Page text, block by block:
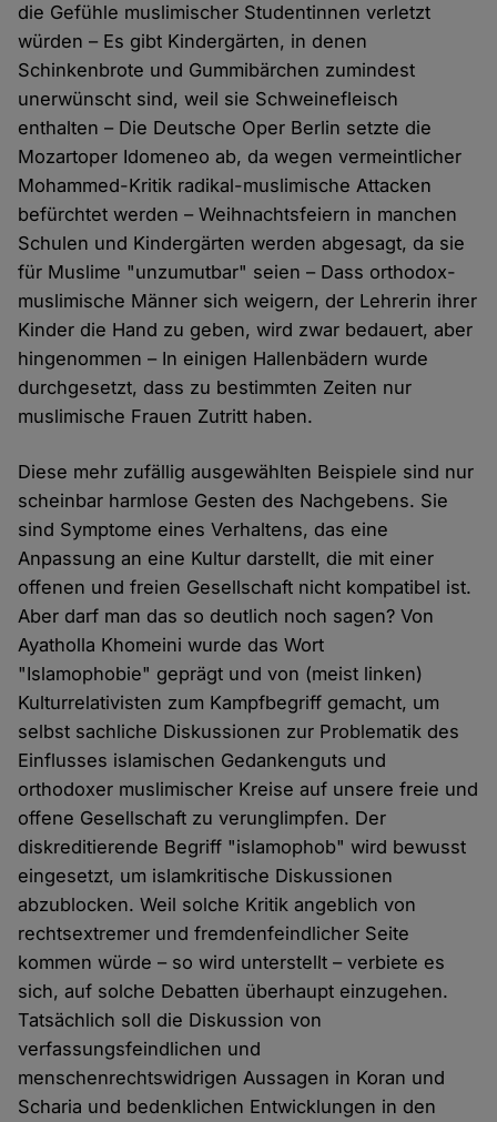
die Gefühle muslimischer Studentinnen verletzt
würden – Es gibt Kindergärten, in denen
Schinkenbrote und Gummibärchen zumindest
unerwünscht sind, weil sie Schweinefleisch
enthalten – Die Deutsche Oper Berlin setzte die
Mozartoper Idomeneo ab, da wegen vermeintlicher
Mohammed-Kritik radikal-muslimische Attacken
befürchtet werden – Weihnachtsfeiern in manchen
Schulen und Kindergärten werden abgesagt, da sie
für Muslime "unzumutbar" seien – Dass orthodox-
muslimische Männer sich weigern, der Lehrerin ihrer
Kinder die Hand zu geben, wird zwar bedauert, aber
hingenommen – In einigen Hallenbädern wurde
durchgesetzt, dass zu bestimmten Zeiten nur
muslimische Frauen Zutritt haben.
Diese mehr zufällig ausgewählten Beispiele sind nur
scheinbar harmlose Gesten des Nachgebens. Sie
sind Symptome eines Verhaltens, das eine
Anpassung an eine Kultur darstellt, die mit einer
offenen und freien Gesellschaft nicht kompatibel ist.
Aber darf man das so deutlich noch sagen? Von
Ayatholla Khomeini wurde das Wort
"Islamophobie" geprägt und von (meist linken)
Kulturrelativisten zum Kampfbegriff gemacht, um
selbst sachliche Diskussionen zur Problematik des
Einflusses islamischen Gedankenguts und
orthodoxer muslimischer Kreise auf unsere freie und
offene Gesellschaft zu verunglimpfen. Der
diskreditierende Begriff "islamophob" wird bewusst
eingesetzt, um islamkritische Diskussionen
abzublocken. Weil solche Kritik angeblich von
rechtsextremer und fremdenfeindlicher Seite
kommen würde – so wird unterstellt – verbiete es
sich, auf solche Debatten überhaupt einzugehen.
Tatsächlich soll die Diskussion von
verfassungsfeindlichen und
menschenrechtswidrigen Aussagen in Koran und
Scharia und bedenklichen Entwicklungen in den